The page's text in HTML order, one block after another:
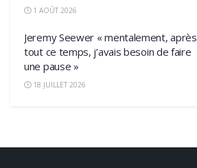
1 AOÛT 2026
Jeremy Seewer « mentalement, après
tout ce temps, j’avais besoin de faire
une pause »
18 JUILLET 2026